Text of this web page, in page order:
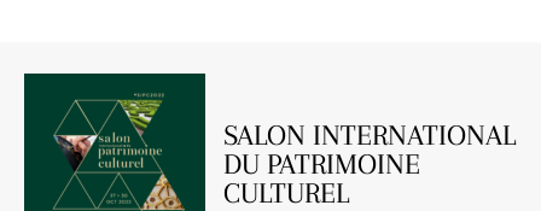
SALON INTERNATIONAL
DU PATRIMOINE
CULTUREL